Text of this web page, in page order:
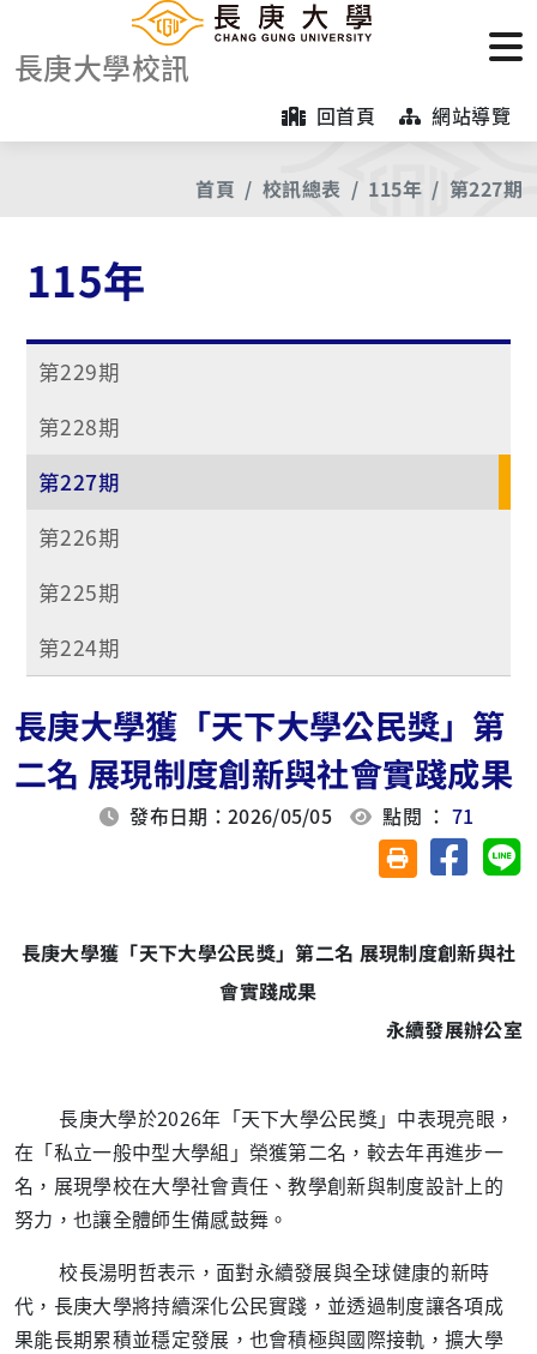
長庚大學校訊
回首頁 網站導覽
首頁 校訊總表 115年 第227期
115年
第229期
第228期
第227期
第226期
第225期
第224期
長庚大學獲「天下大學公民獎」第
二名 展現制度創新與社會實踐成果
發布日期：2026/05/05 點閱 ：71
友善列印(另開視
分享至
長庚大學獲「天下大學公民獎」第二名 展現制度創新與社
會實踐成果
永續發展辦公室
長庚大學於2026年「天下大學公民獎」中表現亮眼，
在「私立一般中型大學組」榮獲第二名，較去年再進步一
名，展現學校在大學社會責任、教學創新與制度設計上的
努力，也讓全體師生備感鼓舞。
校長湯明哲表示，面對永續發展與全球健康的新時
代，長庚大學將持續深化公民實踐，並透過制度讓各項成
果能長期累積並穩定發展，也會積極與國際接軌，擴大學